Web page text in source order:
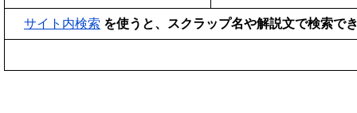
サイト内検索 を使うと、スクラップ名や解説文で検索で